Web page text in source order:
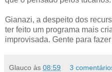
Gianazi, a despeito dos
ter feito um programa mais
improvisada. Gente para
Glauco às 08:59 3